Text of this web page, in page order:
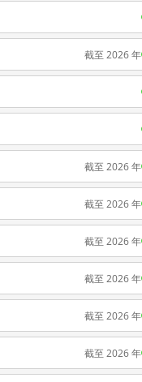
截至 2026 年
截至 2026 年
截至 2026 年
截至 2026 年
截至 2026 年
截至 2026 年
截至 2026 年